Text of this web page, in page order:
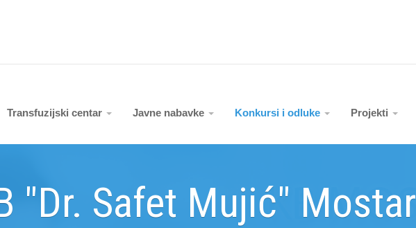
Transfuzijski centar Javne nabavke Konkursi i odluke Projekti
"Dr. Safet Mujić" Mostar